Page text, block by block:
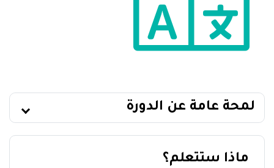
لمحة عامة عن الدورة
ماذا ستتعلم؟